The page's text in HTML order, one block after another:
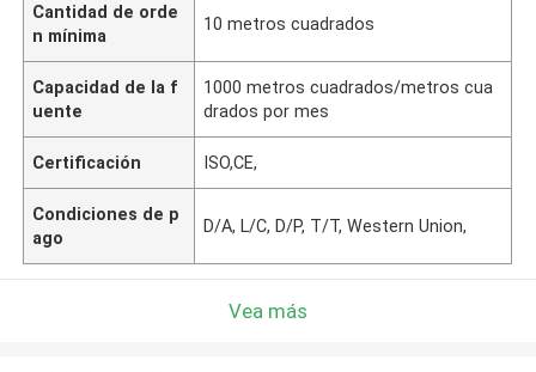
Cantidad de orde
n mínima
10 metros cuadrados
Capacidad de la f
uente
1000 metros cuadrados/metros cua
drados por mes
Certificación ISO,CE,
Condiciones de p
ago
D/A, L/C, D/P, T/T, Western Union,
Vea más